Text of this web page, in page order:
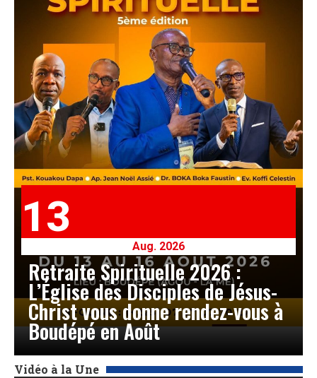
13
Aug. 2026
Retraite Spirituelle 2026 :
L’Église des Disciples de Jésus-
Christ vous donne rendez-vous à
Boudépé en Août
Vidéo à la Une